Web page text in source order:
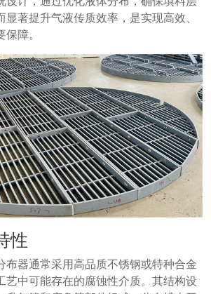
著提升气液传质效率，是实现高效、
障。
性
布器通常采用高品质不锈钢或特种合金
艺中可能存在的腐蚀性介质。其结构设